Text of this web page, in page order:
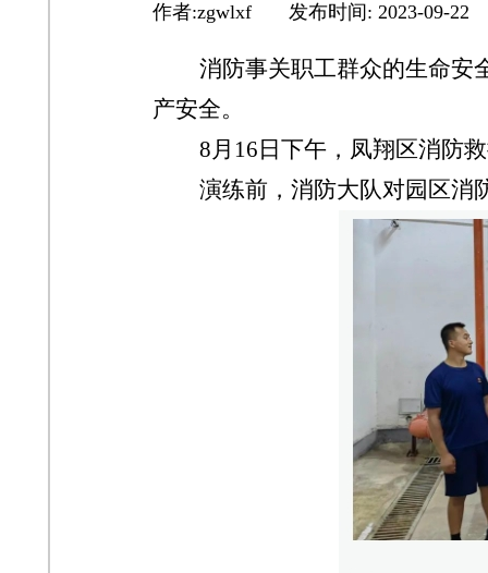
作者:zgwlxf 发布时间: 2023-09-22
消防事关职工群众的生命安
产安全。
8月16日下午，凤翔区消防
演练前，消防大队对园区消